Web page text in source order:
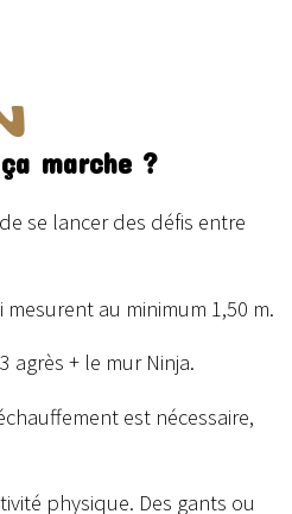
marche ?
se lancer des défis entre
au minimum 1,50 m.
agrès + le mur Ninja.
est nécessaire,
physique. Des gants ou